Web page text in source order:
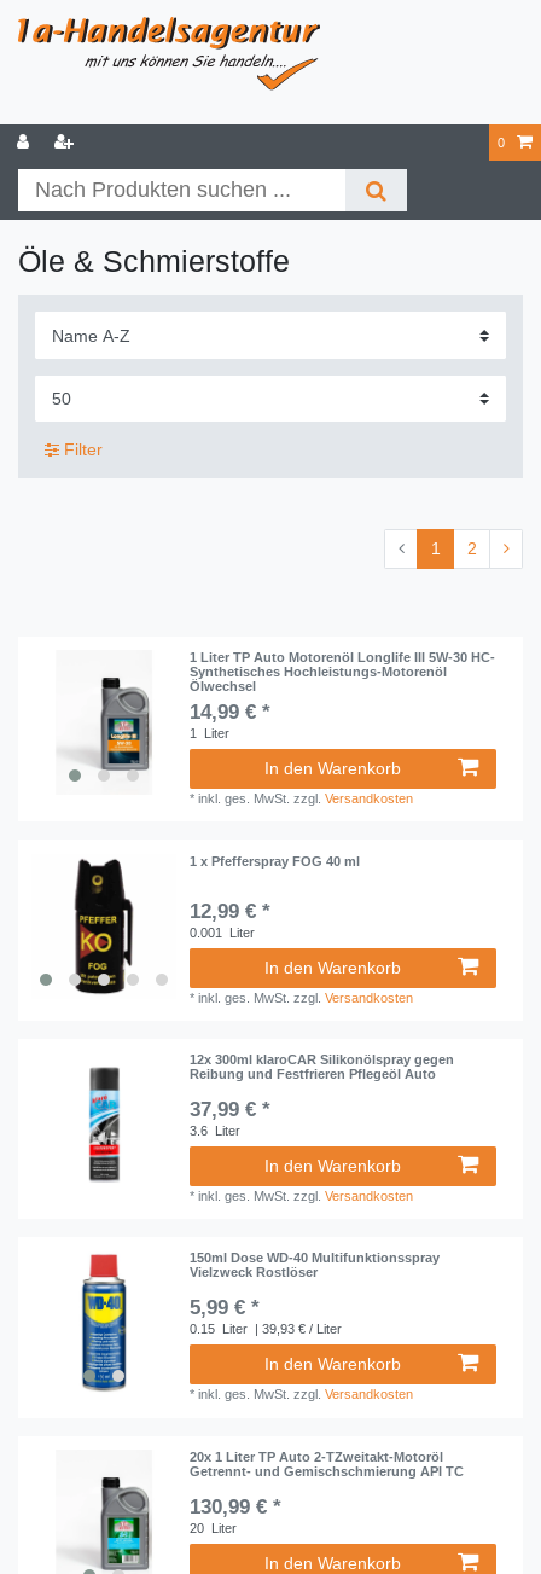
0
Öle & Schmierstoffe
Filter
1 2
1 Liter TP Auto Motorenöl Longlife III 5W-30 HC-
Synthetisches Hochleistungs-Motorenöl
Ölwechsel
14,99 € *
1 Liter
In den Warenkorb
*inkl. ges. MwSt. zzgl.Versandkosten
1 x Pfefferspray FOG 40 ml
12,99 € *
0.001 Liter
In den Warenkorb
*inkl. ges. MwSt. zzgl.Versandkosten
12x 300ml klaroCAR Silikonölspray gegen
Reibung und Festfrieren Pflegeöl Auto
37,99 € *
3.6 Liter
In den Warenkorb
*inkl. ges. MwSt. zzgl.Versandkosten
150ml Dose WD-40 Multifunktionsspray
Vielzweck Rostlöser
5,99 € *
0.15 Liter | 39,93 € / Liter
In den Warenkorb
*inkl. ges. MwSt. zzgl.Versandkosten
20x 1 Liter TP Auto 2-TZweitakt-Motoröl
Getrennt- und Gemischschmierung API TC
130,99 € *
20 Liter
In den Warenkorb